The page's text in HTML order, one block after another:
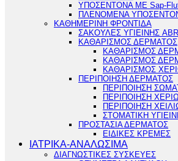
ΥΠΟΣΕΝΤΟΝΑ ΜΕ Sap-
ΠΛΕΝΟΜΕΝΑ
ΚΑΘΗΜΕΡΙΝΗ ΦΡΟΝΤΙΔΑ
ΣΑΚΟΥΛΕΣ ΥΓΙΕΙΝΗΣ
ΚΑΘΑΡΙΣΜΟΣ ΔΕΡΜΑΤΟΣ
ΚΑΘΑΡΙΣΜΟΣ
ΚΑΘΑΡΙΣΜΟΣ
ΚΑΘΑΡΙΣΜΟΣ
ΠΕΡΙΠΟΙΗΣΗ ΔΕΡΜΑΤΟΣ
ΠΕΡΙΠΟΙΗΣΗ
ΠΕΡΙΠΟΙΗΣΗ
ΠΕΡΙΠΟΙΗΣΗ
ΣΤΟΜΑΤΙΚΗ
ΠΡΟΣΤΑΣΙΑ ΔΕΡΜΑΤΟΣ
ΕΙΔΙΚΕΣ ΚΡΕΜΕΣ
ΙΑΤΡΙΚΑ-ΑΝΑΛΩΣΙΜΑ
ΔΙΑΓΝΩΣΤΙΚΕΣ ΣΥΣΚΕΥΕΣ